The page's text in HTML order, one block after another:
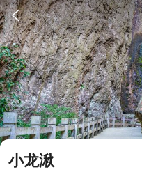

小龙湫